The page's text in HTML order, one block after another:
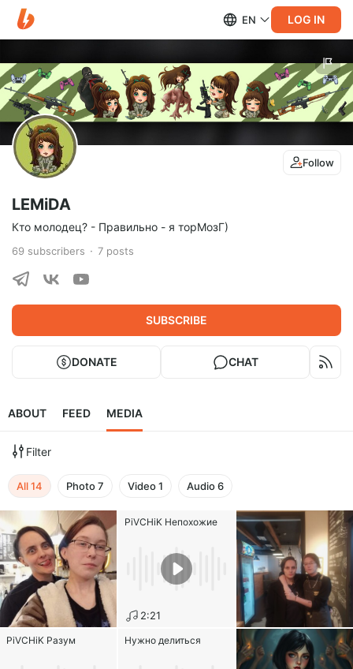
EN LOG IN
Follow
LEMiDA
Кто молодец? - Правильно - я торМозГ)
69 subscribers 7 posts
SUBSCRIBE
DONATE CHAT
ABOUT FEED MEDIA
Filter
All14 Photo7 Video1 Audio6
PiVCHiK Непохожие
2:21
PiVCHiK Разум Нужно делиться